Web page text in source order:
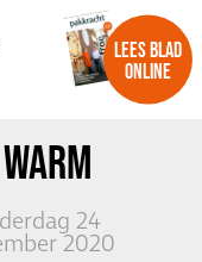
LEES BLAD
ONLINE
WARM
24
2020